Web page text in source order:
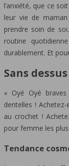
l’anxiété, que ce
leur vie de
prendre soin de
routine
durablement. Et
Sans
« Oyé Oyé
dentelles !
au crochet !
pour femme les
Tendance